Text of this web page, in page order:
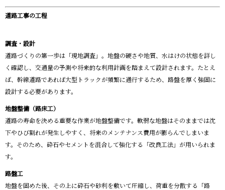
道路工事の工程
調査・設計
道路づくりの第一歩は「現地調査」。地盤の硬さや地質、水はけの状態を詳し
く確認し、交通量の予測や将来的な利用計画を踏まえて設計されます。たとえ
ば、幹線道路であれば大型トラックが頻繁に通行するため、路盤を厚く強固に
設計する必要があります。
地盤整備（路床工）
道路の寿命を決める重要な作業が地盤整備です。軟弱な地盤はそのままでは沈
下やひび割れが発生しやすく、将来のメンテナンス費用が膨らんでしまいま
す。そのため、砕石やセメントを混合して強化する「改良工法」が用いられま
す。
路盤工
地盤を固めた後、その上に砕石や砂利を敷いて圧縮し、荷重を分散する「路